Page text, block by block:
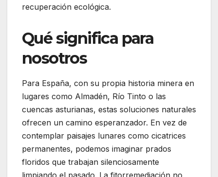
recuperación ecológica.
Qué significa para
nosotros
Para España, con su propia historia minera en
lugares como Almadén, Río Tinto o las
cuencas asturianas, estas soluciones naturales
ofrecen un camino esperanzador. En vez de
contemplar paisajes lunares como cicatrices
permanentes, podemos imaginar prados
floridos que trabajan silenciosamente